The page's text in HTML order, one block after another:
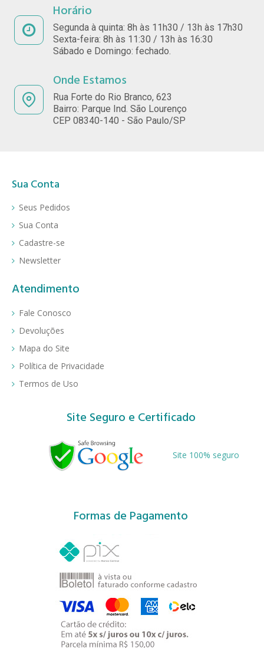
Horário
Segunda à quinta: 8h às 11h30 / 13h às 17h30
Sexta-feira: 8h às 11:30 / 13h às 16:30
Sábado e Domingo: fechado.
Onde Estamos
Rua Forte do Rio Branco, 623
Bairro: Parque Ind. São Lourenço
CEP 08340-140 - São Paulo/SP
Sua Conta
Seus Pedidos
Sua Conta
Cadastre-se
Newsletter
Atendimento
Fale Conosco
Devoluções
Mapa do Site
Política de Privacidade
Termos de Uso
Site Seguro e Certificado
Site 100% seguro
Formas de Pagamento